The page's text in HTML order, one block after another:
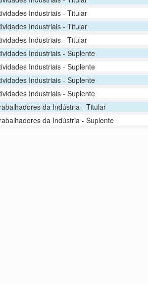
Industriais - Titular
Industriais - Titular
Industriais - Titular
Industriais - Suplente
Industriais - Suplente
Industriais - Suplente
Industriais - Suplente
da Indústria - Titular
da Indústria - Suplente